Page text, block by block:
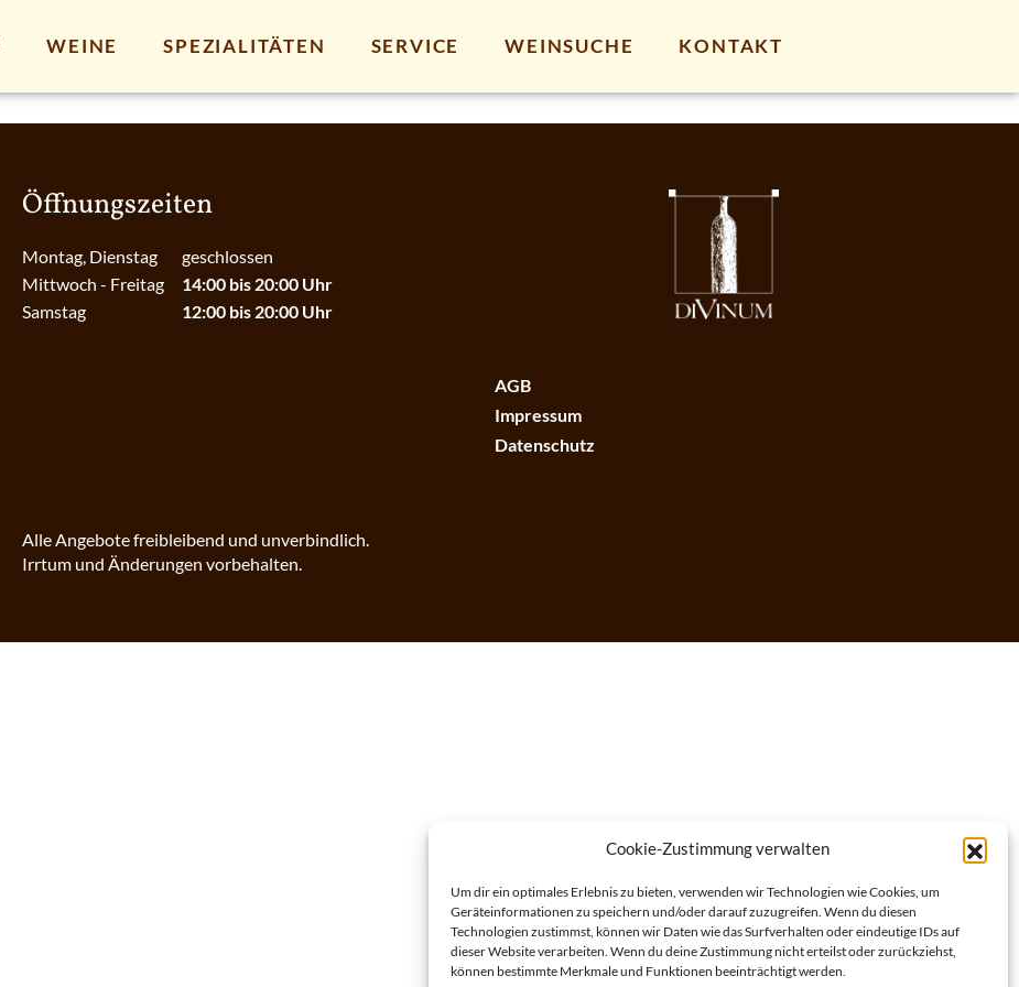
Cookie-Zustimmung verwalten
Um dir ein optimales Erlebnis zu bieten, verwenden wir Technologien wie Cookies, um
Geräteinformationen zu speichern und/oder darauf zuzugreifen. Wenn du diesen
Technologien zustimmst, können wir Daten wie das Surfverhalten oder eindeutige IDs auf
dieser Website verarbeiten. Wenn du deine Zustimmung nicht erteilst oder zurückziehst,
können bestimmte Merkmale und Funktionen beeinträchtigt werden.
WEINE SPEZIALITÄTEN SERVICE WEINSUCHE KONTAKT
Öffnungszeiten
Montag, Dienstag
Mittwoch - Freitag
Samstag
geschlossen
14:00 bis 20:00 Uhr
12:00 bis 20:00 Uhr
Alle Angebote freibleibend und unverbindlich.
Irrtum und Änderungen vorbehalten.
AGB
Impressum
Datenschutz